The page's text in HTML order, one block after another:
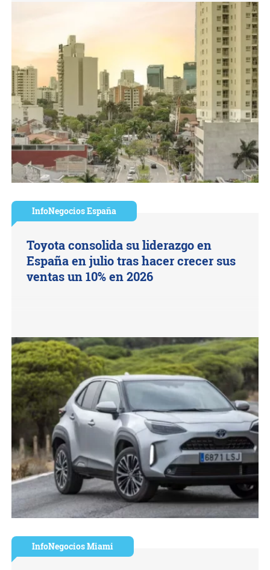
InfoNegocios España
Toyota consolida su liderazgo en
España en julio tras hacer crecer sus
ventas un 10% en 2026
InfoNegocios Miami